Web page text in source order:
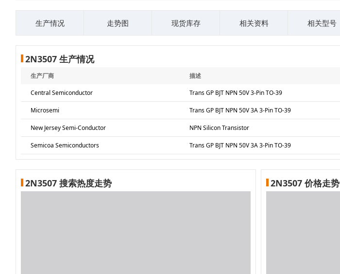
生产情况 走势图 现货库存 相关资料 相关型号
2N3507 生产情况
生产厂商 描述
Central Semiconductor Trans GP BJT NPN 50V 3-Pin TO-39
Microsemi Trans GP BJT NPN 50V 3A 3-Pin TO-39
New Jersey Semi-Conductor NPN Silicon Transistor
Semicoa Semiconductors Trans GP BJT NPN 50V 3A 3-Pin TO-39
2N3507 搜索热度走势 2N3507 价格走势